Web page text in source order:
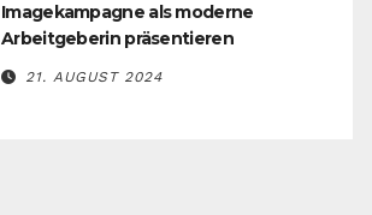
Imagekampagne als moderne
Arbeitgeberin präsentieren
21. AUGUST 2024